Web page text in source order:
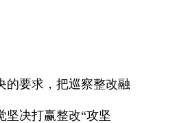
的要求，把巡察整改融
坚决打赢整改“攻坚